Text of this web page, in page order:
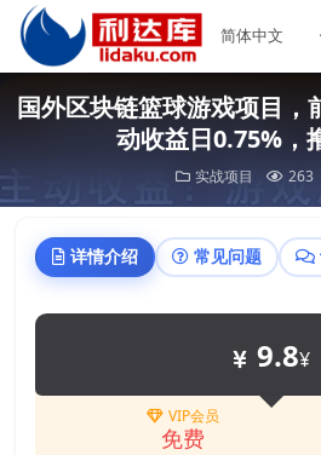
国外区块链篮球游戏项目，
动收益日0.75%，
实战项目 263
详情介绍 常见问题
9.8¥
VIP会员
免费